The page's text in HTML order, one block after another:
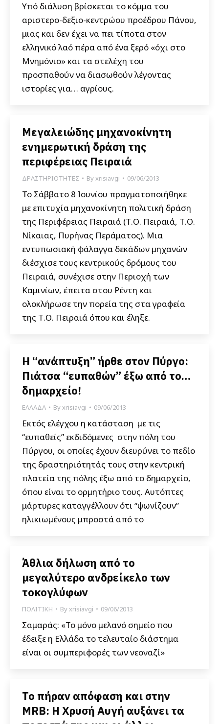
Υπό διάλυση βρίσκεται το κόμμα του
αριστερο-δεξιο-κεντρώου προέδρου Πάνου,
μιας και δεν έχει να πει τίποτα στον
ελληνικό λαό πέρα από ένα ξερό «όχι στο
Μνημόνιο» και τα στελέχη του
προσπαθούν να διασωθούν λέγοντας
ιστορίες για… αγρίους.
Μεγαλειώδης μηχανοκίνητη
ενημερωτική δράση της
περιφέρειας Πειραιά
ΔΡΑΣΤΗΡΙΟΤΗΤΕΣ Byxrisiavgi 09/06/2013
Το Σάββατο 8 Ιουνίου πραγματοποιήθηκε
με επιτυχία μηχανοκίνητη πολιτική δράση
της Περιφέρειας Πειραιά (Τ.Ο. Πειραιά, Τ.Ο.
Νίκαιας, Πυρήνας Περάματος). Μια
εντυπωσιακή φάλαγγα δεκάδων μηχανών
διέσχισε τους κεντρικούς δρόμους του
Πειραιά, συνέχισε στην Περιοχή των
Καμινίων, έπειτα στου Ρέντη και
ολοκλήρωσε την πορεία της στα γραφεία
της Τ.Ο. Πειραιά όπου και έληξε.
Η “ανάπτυξη” ήρθε στον Πύργο:
Πιάτσα “ευπαθών” έξω από το…
δημαρχείο!
ΕΛΛΑΔΑ Byxrisiavgi 09/06/2013
Εκτός ελέγχου η κατάσταση με τις
“ευπαθείς” εκδιδόμενες στην πόλη του
Πύργου, οι οποίες έχουν διευρύνει το πεδίο
της δραστηριότητάς τους στην κεντρική
πλατεία της πόλης έξω από το δημαρχείο,
όπου είναι το ορμητήριο τους. Αυτόπτες
μάρτυρες καταγγέλλουν ότι “ψωνίζουν”
ηλικιωμένους μπροστά από το
Άθλια δήλωση από το
μεγαλύτερο ανδρείκελο των
τοκογλύφων
ΠΟΛΙΤΙΚΗ Byxrisiavgi 09/06/2013
Σαμαράς: «Το μόνο μελανό σημείο που
έδειξε η Ελλάδα το τελευταίο διάστημα
είναι οι συμπεριφορές των νεοναζί»
Το πήραν απόφαση και στην
MRB: Η Χρυσή Αυγή αυξάνει τα